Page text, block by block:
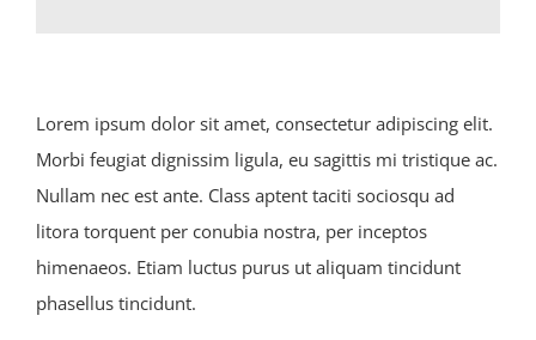
Lorem ipsum dolor sit amet, consectetur adipiscing elit.
Morbi feugiat dignissim ligula, eu sagittis mi tristique ac.
Nullam nec est ante. Class aptent taciti sociosqu ad
litora torquent per conubia nostra, per inceptos
himenaeos. Etiam luctus purus ut aliquam tincidunt
phasellus tincidunt.